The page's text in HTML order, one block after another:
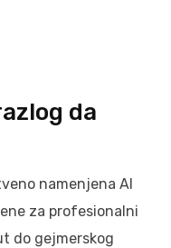
da
namenjena AI
za profesionalni
do gejmerskog